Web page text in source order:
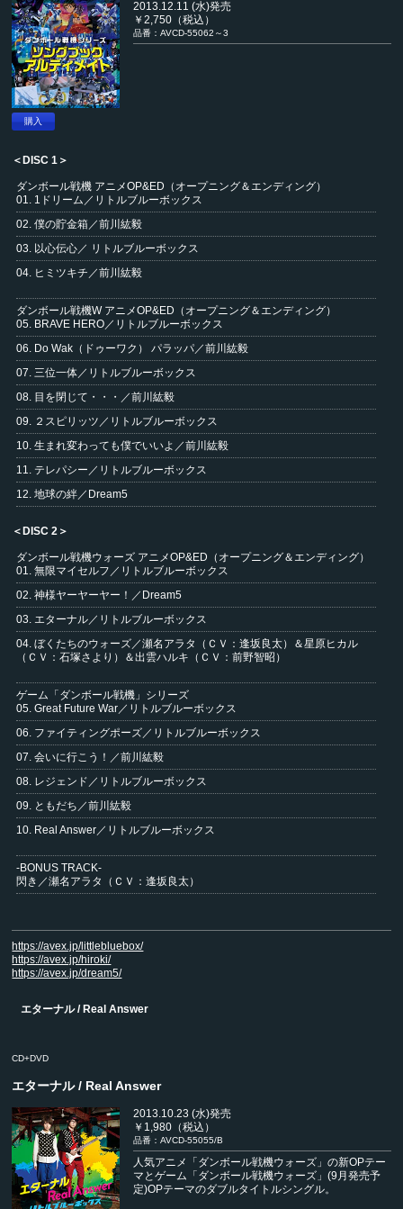
購入
2013.12.11 (水)発売
￥2,750（税込）
品番：AVCD-55062～3
＜DISC 1＞
ダンボール戦機 アニメOP&ED（オープニング＆エンディング）
01. 1ドリーム／リトルブルーボックス
02. 僕の貯金箱／前川紘毅
03. 以心伝心／ リトルブルーボックス
04. ヒミツキチ／前川紘毅
ダンボール戦機W アニメOP&ED（オープニング＆エンディング）
05. BRAVE HERO／リトルブルーボックス
06. Do Wak（ドゥーワク） パラッパ／前川紘毅
07. 三位一体／リトルブルーボックス
08. 目を閉じて・・・／前川紘毅
09. ２スピリッツ／リトルブルーボックス
10. 生まれ変わっても僕でいいよ／前川紘毅
11. テレパシー／リトルブルーボックス
12. 地球の絆／Dream5
＜DISC 2＞
ダンボール戦機ウォーズ アニメOP&ED（オープニング＆エンディング）
01. 無限マイセルフ／リトルブルーボックス
02. 神様ヤーヤーヤー！／Dream5
03. エターナル／リトルブルーボックス
04. ぼくたちのウォーズ／瀬名アラタ（ＣＶ：逢坂良太）＆星原ヒカル
（ＣＶ：石塚さより）＆出雲ハルキ（ＣＶ：前野智昭）
ゲーム「ダンボール戦機」シリーズ
05. Great Future War／リトルブルーボックス
06. ファイティングポーズ／リトルブルーボックス
07. 会いに行こう！／前川紘毅
08. レジェンド／リトルブルーボックス
09. ともだち／前川紘毅
10. Real Answer／リトルブルーボックス
-BONUS TRACK-
閃き／瀬名アラタ（ＣＶ：逢坂良太）
https://avex.jp/littlebluebox/
https://avex.jp/hiroki/
https://avex.jp/dream5/
エターナル / Real Answer
CD+DVD
エターナル / Real Answer
2013.10.23 (水)発売
￥1,980（税込）
品番：AVCD-55055/B
人気アニメ「ダンボール戦機ウォーズ」の新OPテー
マとゲーム「ダンボール戦機ウォーズ」(9月発売予
定)OPテーマのダブルタイトルシングル。